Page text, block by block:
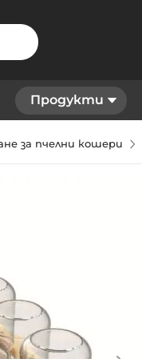
Продукти
за пчелни кошери